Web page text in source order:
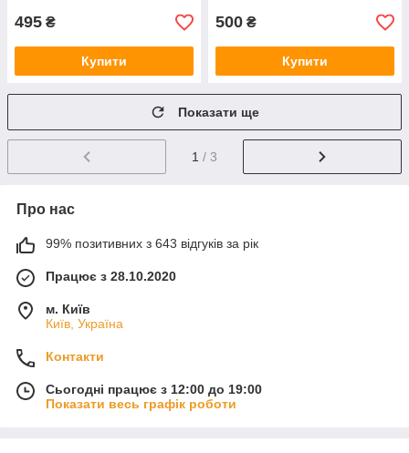
495 ₴
Купити
500 ₴
Купити
Показати ще
1 / 3
Про нас
99% позитивних з 643 відгуків за рік
Працює з 28.10.2020
м. Київ
Київ, Україна
Контакти
Сьогодні працює з 12:00 до 19:00
Показати весь графік роботи